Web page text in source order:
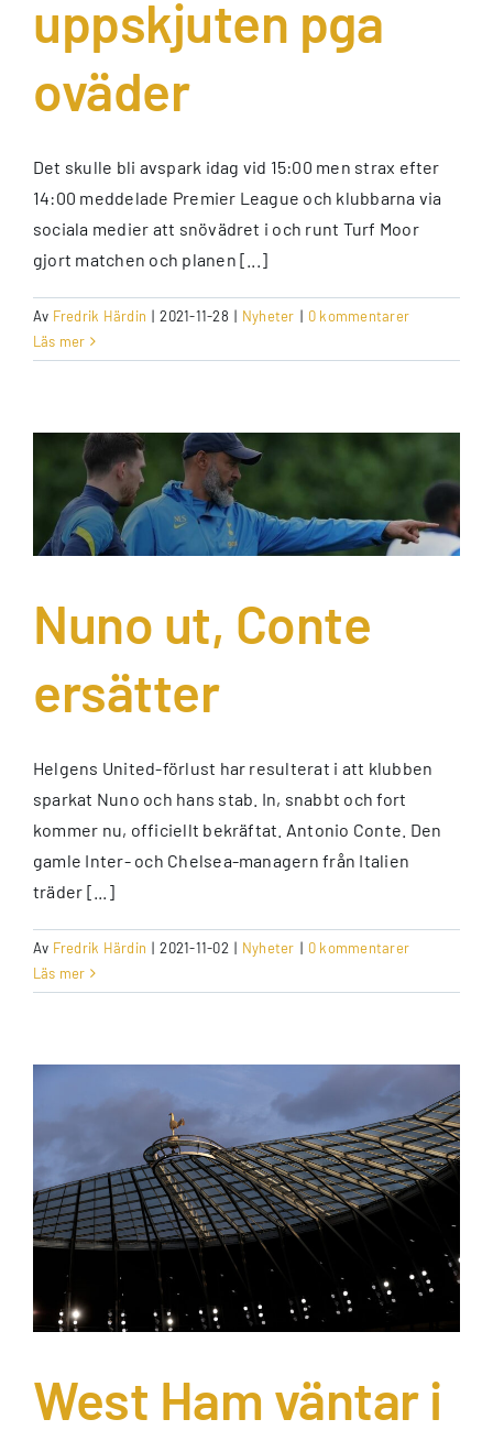
uppskjuten pga
oväder
Det skulle bli avspark idag vid 15:00 men strax efter
14:00 meddelade Premier League och klubbarna via
sociala medier att snövädret i och runt Turf Moor
gjort matchen och planen [...]
Av Fredrik Härdin | 2021-11-28 | Nyheter | 0 kommentarer
Läs mer
Nuno ut, Conte
ersätter
Helgens United-förlust har resulterat i att klubben
sparkat Nuno och hans stab. In, snabbt och fort
kommer nu, officiellt bekräftat. Antonio Conte. Den
gamle Inter- och Chelsea-managern från Italien
träder [...]
Av Fredrik Härdin | 2021-11-02 | Nyheter | 0 kommentarer
Läs mer
West Ham väntar i